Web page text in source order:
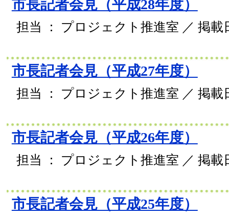
市長記者会見（平成28年度）
担当 ： プロジェクト推進室 ／ 掲載
市長記者会見（平成27年度）
担当 ： プロジェクト推進室 ／ 掲載
市長記者会見（平成26年度）
担当 ： プロジェクト推進室 ／ 掲載
市長記者会見（平成25年度）